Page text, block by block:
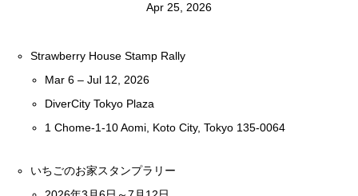
Apr 25, 2026
Strawberry House Stamp Rally
Mar 6 – Jul 12, 2026
DiverCity Tokyo Plaza
1 Chome-1-10 Aomi, Koto City, Tokyo 135-0064
いちごのお家スタンプラリー